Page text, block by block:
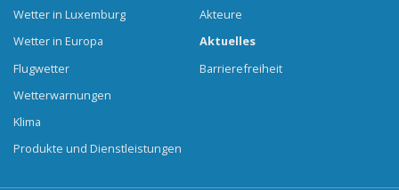
Wetter in Luxemburg
Wetter in Europa
Flugwetter
Wetterwarnungen
Klima
Produkte und Dienstleistungen
Akteure
Aktuelles
Barrierefreiheit